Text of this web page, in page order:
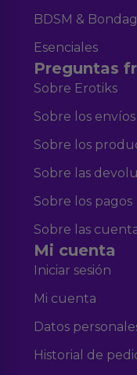
BDSM &
Esenciales
Preguntas
Sobre Erotiks
Sobre los envíos
Sobre los
Sobre las
Sobre los pagos
Sobre las
Mi cuenta
Iniciar sesión
Mi cuenta
Datos
Historial de